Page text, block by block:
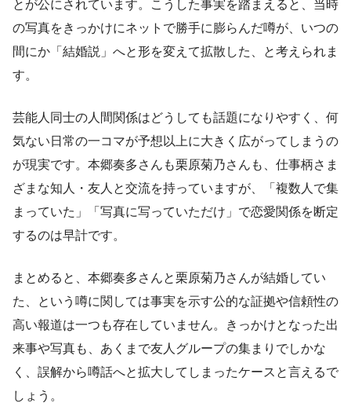
とが公にされています。こうした事実を踏まえると、当時
の写真をきっかけにネットで勝手に膨らんだ噂が、いつの
間にか「結婚説」へと形を変えて拡散した、と考えられま
す。
芸能人同士の人間関係はどうしても話題になりやすく、何
気ない日常の一コマが予想以上に大きく広がってしまうの
が現実です。本郷奏多さんも栗原菊乃さんも、仕事柄さま
ざまな知人・友人と交流を持っていますが、「複数人で集
まっていた」「写真に写っていただけ」で恋愛関係を断定
するのは早計です。
まとめると、本郷奏多さんと栗原菊乃さんが結婚してい
た、という噂に関しては事実を示す公的な証拠や信頼性の
高い報道は一つも存在していません。きっかけとなった出
来事や写真も、あくまで友人グループの集まりでしかな
く、誤解から噂話へと拡大してしまったケースと言えるで
しょう。